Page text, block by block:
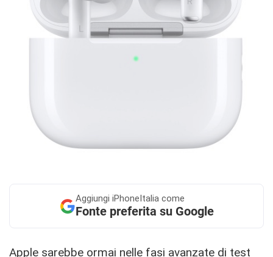
Aggiungi iPhoneItalia come
Fonte preferita su Google
Apple sarebbe ormai nelle fasi avanzate di test